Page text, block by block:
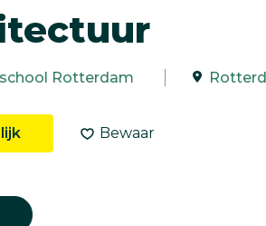
Rotterdam
Bewaar